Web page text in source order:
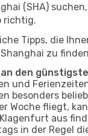
(SHA)
richtig.
Tipps, die
zu
den
und
besonders
Woche fliegt,
aus
in der Regel